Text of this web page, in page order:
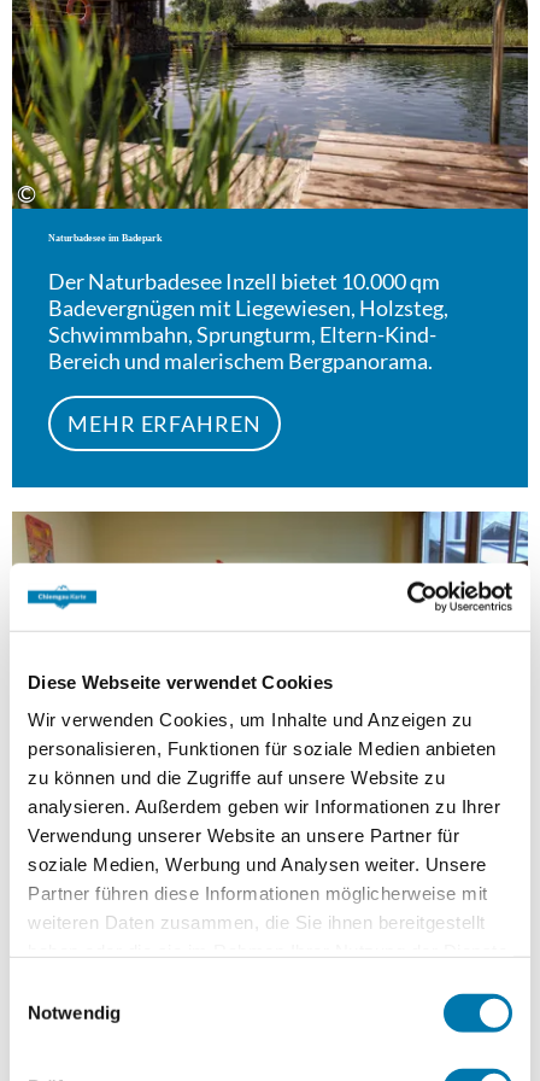
Diese Webseite verwendet Cookies
Wir verwenden Cookies, um Inhalte und Anzeigen zu
personalisieren, Funktionen für soziale Medien anbieten
zu können und die Zugriffe auf unsere Website zu
analysieren. Außerdem geben wir Informationen zu Ihrer
Verwendung unserer Website an unsere Partner für
soziale Medien, Werbung und Analysen weiter. Unsere
Partner führen diese Informationen möglicherweise mit
weiteren Daten zusammen, die Sie ihnen bereitgestellt
Notwendig
©
Naturbadesee im Badepark
Der Naturbadesee Inzell bietet 10.000 qm
Badevergnügen mit Liegewiesen, Holzsteg,
Schwimmbahn, Sprungturm, Eltern-Kind-
Bereich und malerischem Bergpanorama.
MEHR ERFAHREN
©
Bücherei Inzell
Die Gemeindebücherei Inzell im Haus des
Gastes bietet eine große Auswahl an Büchern
und Hörbüchern in gemütlicher Atmosphäre –
perfekt zum Schmökern!